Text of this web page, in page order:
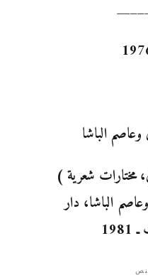
الباشا
مختارات شعرية )
الباشا، دار